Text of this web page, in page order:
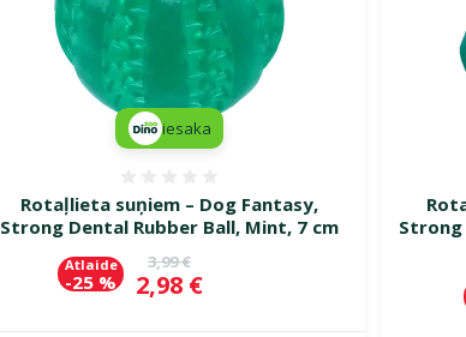
Rotaļlieta suņiem – Dog Fantasy,
Strong Dental Rubber Ball, Mint, 7 cm
Oriģinālā cena
3,99 €
Cena
2,98 €
Atlaide
-25 %
iesaka
Strong